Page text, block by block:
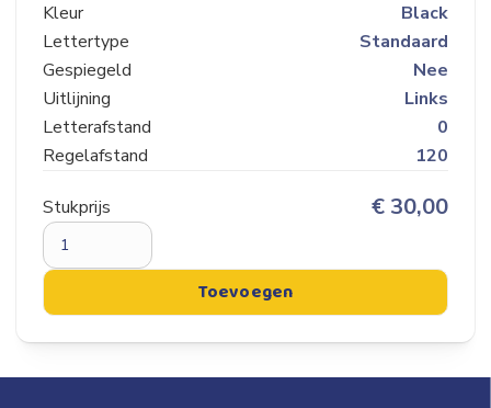
Kleur
Black
Lettertype
Standaard
Gespiegeld
Nee
Uitlijning
Links
Letterafstand
0
Regelafstand
120
Stukprijs € 30,00
Toevoegen